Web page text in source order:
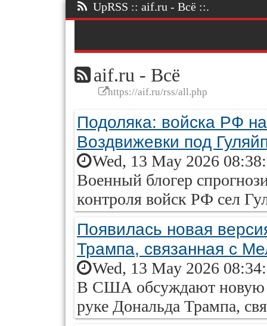
UpRSS :: aif.ru - Всё ::.
aif.ru - Всё
https://aif.ru/rss/all.php
Подоляка: войска РФ
Воздвижевки под
Wed, 13 May 2026
Военный блогер
контроля войск РФ сел
Появилась новая
Трампа, связанная с
Wed, 13 May 2026
В США обсуждают новую
руке Дональда Трампа,